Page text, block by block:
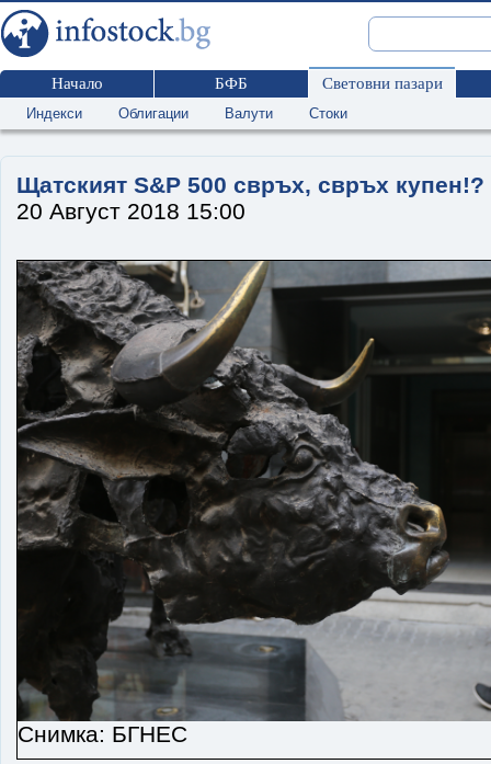
Начало БФБ Световни пазари
Индекси Облигации Валути Стоки
Щатският S&P 500 свръх, свръх купен!?
20 Август 2018 15:00
Снимка: БГНЕС